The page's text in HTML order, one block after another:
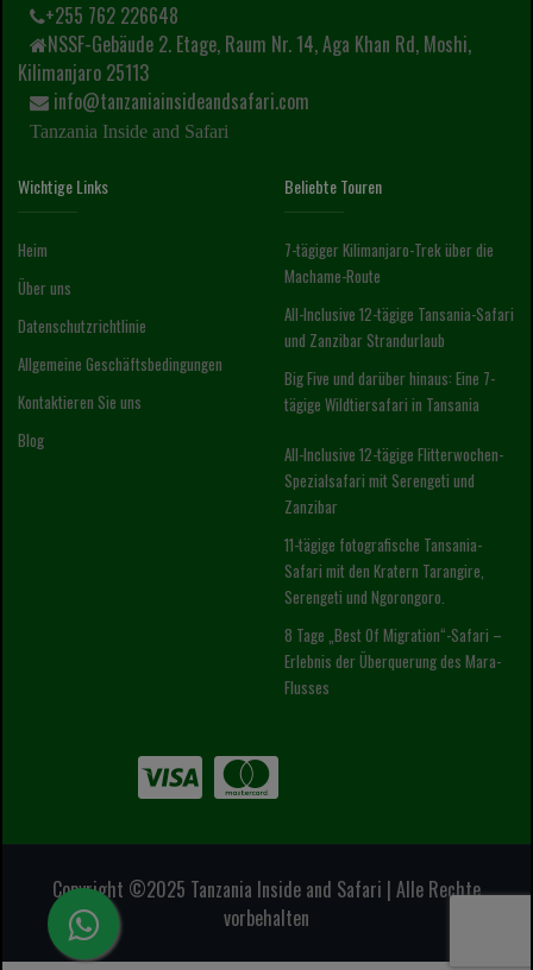
+255 762 226648
NSSF-Gebäude 2. Etage, Raum Nr. 14, Aga Khan Rd, Moshi,
Kilimanjaro 25113
info@tanzaniainsideandsafari.com
Tanzania Inside and Safari
Wichtige Links
Heim
Über uns
Datenschutzrichtlinie
Allgemeine Geschäftsbedingungen
Kontaktieren Sie uns
Blog
Beliebte Touren
7-tägiger Kilimanjaro-Trek über die
Machame-Route
All-Inclusive 12-tägige Tansania-Safari
und Zanzibar Strandurlaub
Big Five und darüber hinaus: Eine 7-
tägige Wildtiersafari in Tansania
All-Inclusive 12-tägige Flitterwochen-
Spezialsafari mit Serengeti und
Zanzibar
11-tägige fotografische Tansania-
Safari mit den Kratern Tarangire,
Serengeti und Ngorongoro.
8 Tage „Best Of Migration“-Safari –
Erlebnis der Überquerung des Mara-
Flusses
Copyright ©2025 Tanzania Inside and Safari | Alle Rechte
vorbehalten